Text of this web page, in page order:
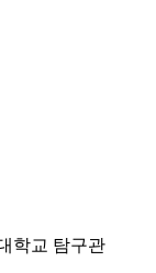
학교 탐구관